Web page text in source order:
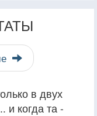
в двух
и когда та -